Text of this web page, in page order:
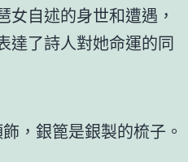
自述的身世和遭遇，
達了詩人對她命運的同
，銀篦是銀製的梳子。